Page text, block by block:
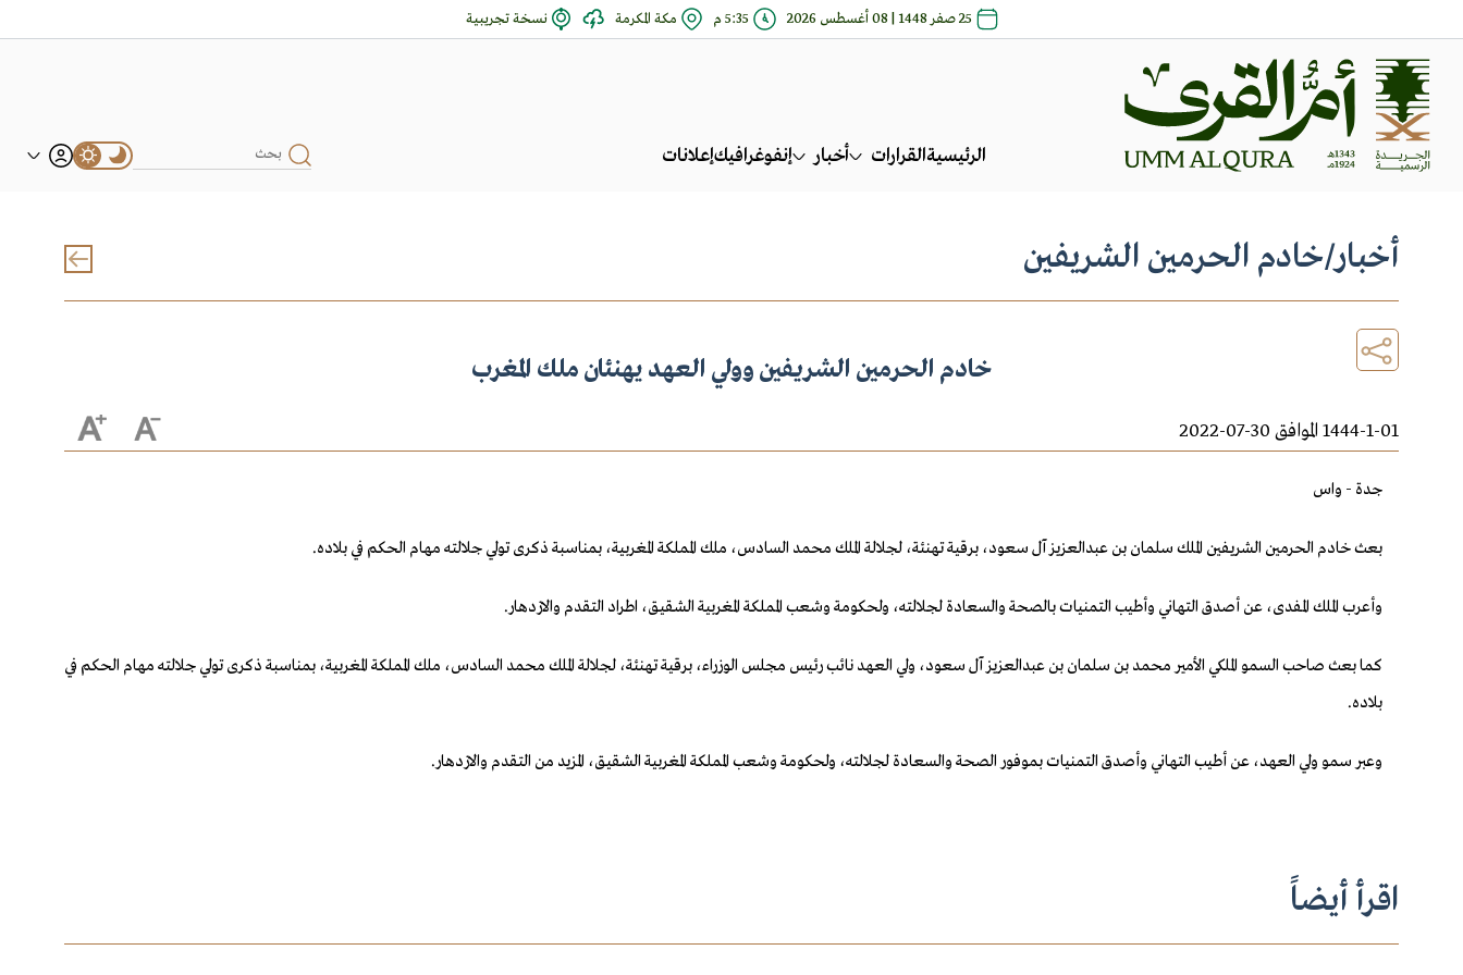
25 صفر 1448 | 08 أغسطس 2026 5:35 م مكة المكرمة نسخة تجريبية
الرئيسيةالقرارات أخبار إنفوغرافيكإعلانات
أخبار/خادم الحرمين الشريفين
خادم الحرمين الشريفين وولي العهد يهنئان ملك المغرب
1444-1-01 الموافق 30-07-2022
جدة - واس
بعث خادم الحرمين الشريفين الملك سلمان بن عبدالعزيز آل سعود، برقية تهنئة، لجلالة الملك محمد السادس، ملك المملكة المغربية، بمناسبة ذكرى تولي جلالته مهام الحكم في بلاده.
وأعرب الملك المفدى، عن أصدق التهاني وأطيب التمنيات بالصحة والسعادة لجلالته، ولحكومة وشعب المملكة المغربية الشقيق، اطراد التقدم والازدهار.
كما بعث صاحب السمو الملكي الأمير محمد بن سلمان بن عبدالعزيز آل سعود، ولي العهد نائب رئيس مجلس الوزراء، برقية تهنئة، لجلالة الملك محمد السادس، ملك المملكة المغربية، بمناسبة ذكرى تولي جلالته مهام الحكم في
بلاده.
وعبر سمو ولي العهد، عن أطيب التهاني وأصدق التمنيات بموفور الصحة والسعادة لجلالته، ولحكومة وشعب المملكة المغربية الشقيق، المزيد من التقدم والازدهار.
اقرأ أيضاً